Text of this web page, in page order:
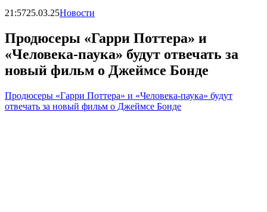
21:5725.03.25Новости
Продюсеры «Гарри Поттера» и
«Человека-паука» будут отвечать за
новый фильм о Джеймсе Бонде
Продюсеры «Гарри Поттера» и «Человека-паука» будут
отвечать за новый фильм о Джеймсе Бонде